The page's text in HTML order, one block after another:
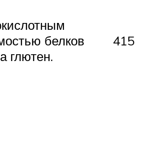
белков
глютен.
415